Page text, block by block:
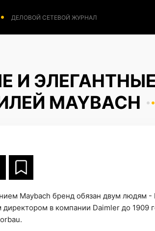
ДЕЛОВОЙ СЕТЕВОЙ ЖУРНАЛ
И
MAYBACH
Maybach бренд обязан двум людям
директором в компании Daimler до 1909